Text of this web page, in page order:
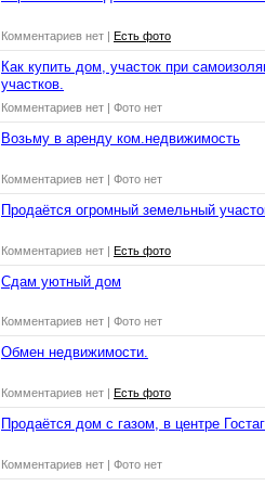
Комментариев нет | Есть фото
Как купить дом, участок при
участков.
Комментариев нет | Фото нет
Возьму в аренду ком.недвижимость
Комментариев нет | Фото нет
Продаётся огромный земельный
Комментариев нет | Есть фото
Сдам уютный дом
Комментариев нет | Фото нет
Обмен недвижимости.
Комментариев нет | Есть фото
Продаётся дом с газом, в центре
Комментариев нет | Фото нет